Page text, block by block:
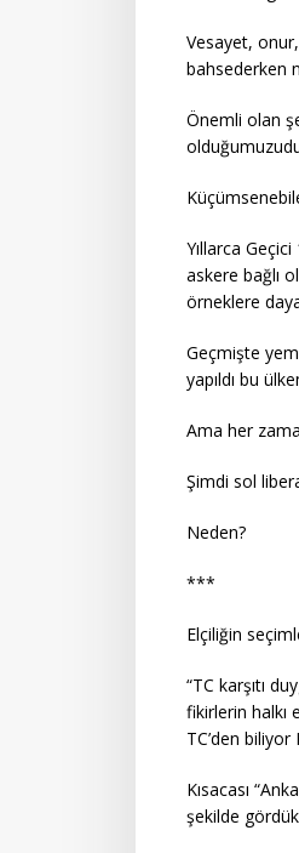
Vesayet,
bahsederken
Önemli olan
Yıllarca
askere bağlı
örneklere
Geçmişte
yapıldı bu
Ama her
Şimdi sol
Neden?
***
Elçiliğin
“TC karşıtı
fikirlerin halkı
TC’den biliyor
Kısacası
şekilde